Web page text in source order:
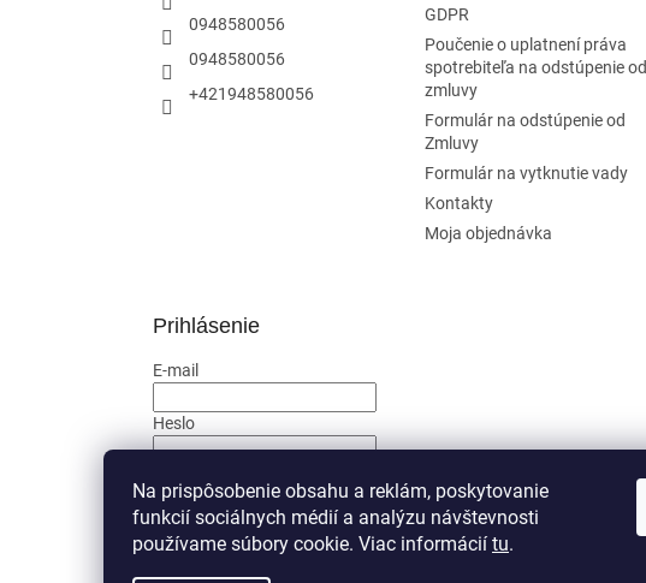
Na prispôsobenie obsahu a reklám, poskytovanie
funkcií sociálnych médií a analýzu návštevnosti
používame súbory cookie. Viac informácií tu.
0948580056
0948580056
+421948580056
GDPR
Poučenie o uplatnení práva
spotrebiteľa na odstúpenie od
zmluvy
Formulár na odstúpenie od
Zmluvy
Formulár na vytknutie vady
Kontakty
Moja objednávka
Prihlásenie
E-mail
Heslo
PRIHLÁSIŤ SA
Nová registráciaZabudnuté heslo